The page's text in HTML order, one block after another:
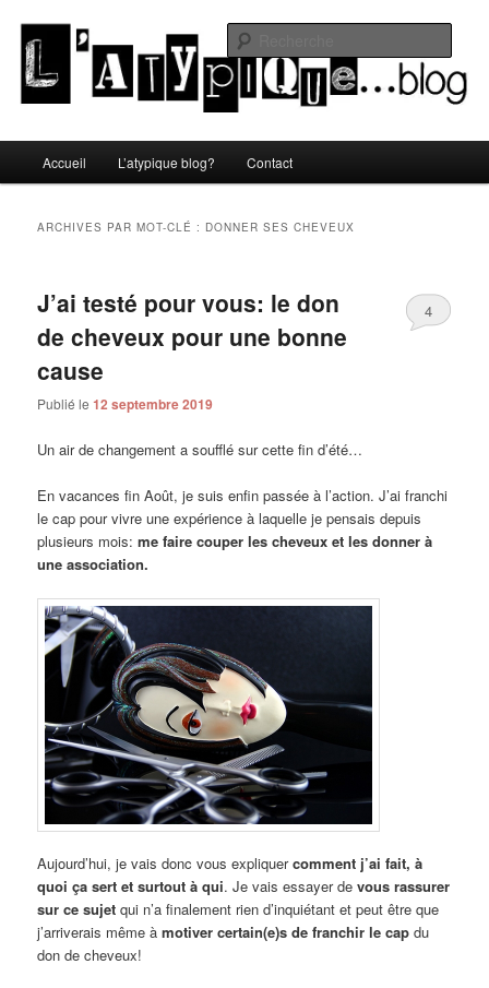
contenu
principal
contenu
secondaireL'atypique blog
principal
Accueil L’atypique blog? Contact
ARCHIVES PAR MOT-CLÉ : DONNER SES CHEVEUX
J’ai testé pour vous: le don
de cheveux pour une bonne
cause
Publié le12 septembre 2019
4
Un air de changement a soufflé sur cette fin d’été…
En vacances fin Août, je suis enfin passée à l’action. J’ai franchi
le cap pour vivre une expérience à laquelle je pensais depuis
plusieurs mois:me faire couper les cheveux et les donner à
une association.
Aujourd’hui, je vais donc vous expliquercomment j’ai fait, à
quoi ça sert et surtout à qui. Je vais essayer devous rassurer
sur ce sujet qui n’a finalement rien d’inquiétant et peut être que
j’arriverais même àmotiver certain(e)s de franchir le cap du
don de cheveux!